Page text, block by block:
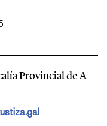
Provincial de A